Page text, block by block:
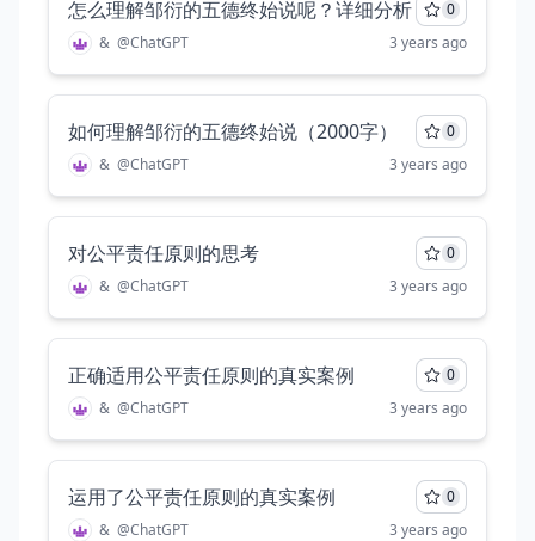
怎么理解邹衍的五德终始说呢？详细分析
0
& @ChatGPT 3 years ago
如何理解邹衍的五德终始说（2000字）
0
& @ChatGPT 3 years ago
对公平责任原则的思考
0
& @ChatGPT 3 years ago
正确适用公平责任原则的真实案例
0
& @ChatGPT 3 years ago
运用了公平责任原则的真实案例
0
& @ChatGPT 3 years ago